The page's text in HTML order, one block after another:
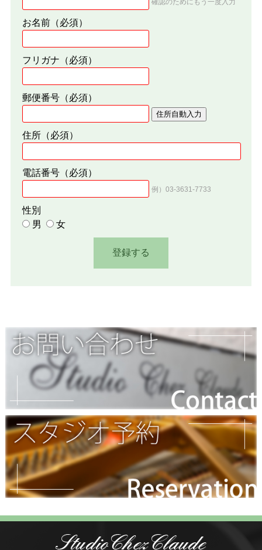
お名前（必須）
フリガナ （必須）
郵便番号（必須）
住所自動入力
住所（必須）
電話番号（必須）
例）03-3631-7733
性別
男
女